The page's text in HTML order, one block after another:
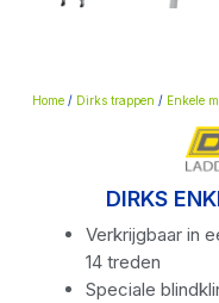
Home/ Dirks trappen / Enkele
DIRKS
Verkrijgbaar in
14 treden
Speciale